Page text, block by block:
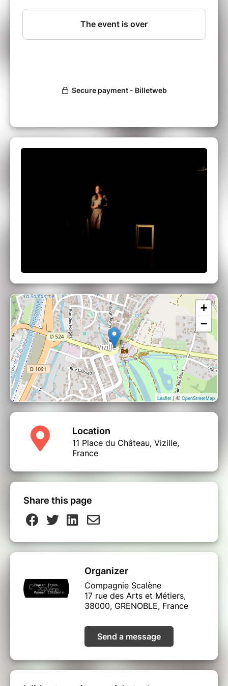
+
−
Leaflet | © OpenStreetMap
Location
11 Place du Château, Vizille,
France
Share this page
Organizer
Compagnie Scalène
17 rue des Arts et Métiers,
38000, GRENOBLE, France
Send a message